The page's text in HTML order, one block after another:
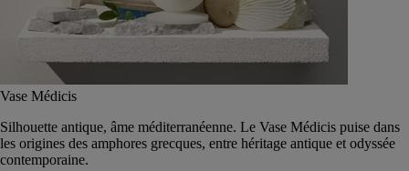
Vase Médicis
Silhouette antique, âme méditerranéenne. Le Vase Médicis puise dans
les origines des amphores grecques, entre héritage antique et odyssée
contemporaine.